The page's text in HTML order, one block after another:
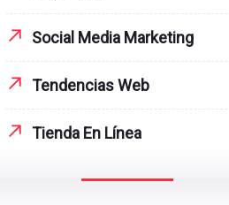
Social Media Marketing
Tendencias Web
Tienda En Línea